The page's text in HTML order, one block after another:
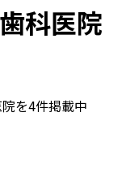
歯科医院
を4件掲載中